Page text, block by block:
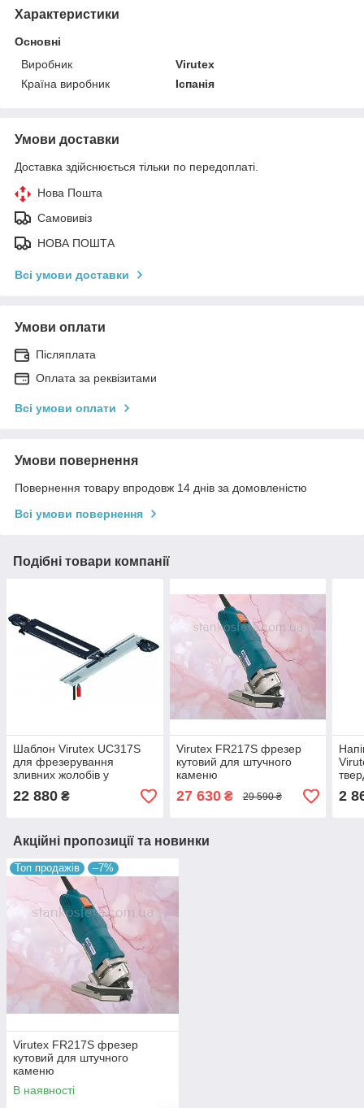
Характеристики
Основні
Виробник
Virutex
Країна виробник
Іспанія
Умови доставки
Доставка здійснюється тільки по передоплаті.
Нова Пошта
Самовивіз
НОВА ПОШТА
Всі умови доставки
Умови оплати
Післяплата
Оплата за реквізитами
Всі умови оплати
Умови повернення
Повернення товару впродовж 14 днів за домовленістю
Всі умови повернення
Подібні товари компанії
Шаблон Virutex UC317S
для фрезерування
зливних жолобів у
штучному камені
22 880 ₴
Virutex FR217S фрезер
кутовий для штучного
каменю
27 630₴ 29 590 ₴ 2
Акційні пропозиції та новинки
Топ продажів –7%
Virutex FR217S фрезер
кутовий для штучного
каменю
В наявності